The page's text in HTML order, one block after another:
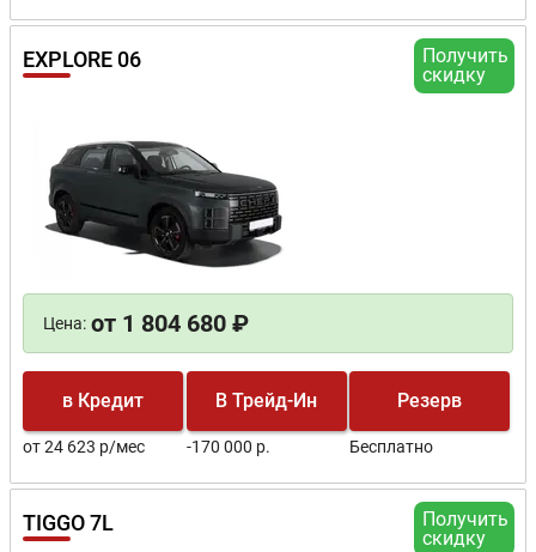
Получить
скидку
EXPLORE 06
Цена: от 1 804 680 ₽
в Кредит
от 24 623 р/мес
В Трейд-Ин
-170 000 р.
Резерв
Бесплатно
Получить
скидку
TIGGO 7L